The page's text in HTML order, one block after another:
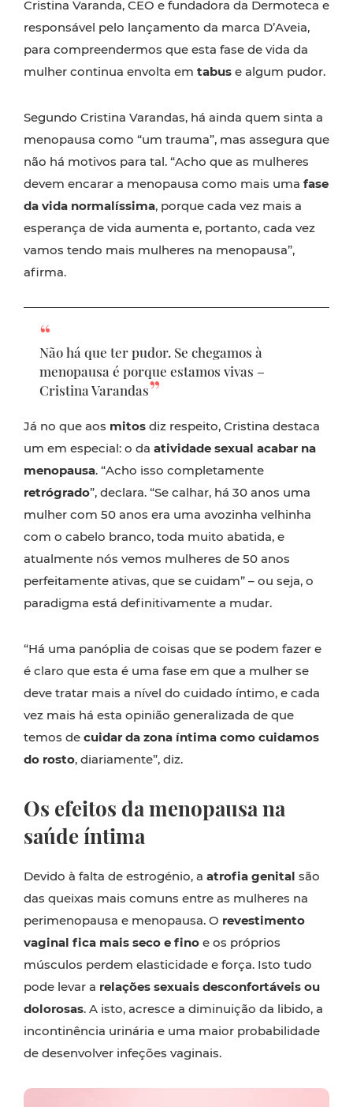
Cristina Varanda, CEO e fundadora da Dermoteca e
responsável pelo lançamento da marca D’Aveia,
para compreendermos que esta fase de vida da
mulher continua envolta em tabus e algum pudor.
Segundo Cristina Varandas, há ainda quem sinta a
menopausa como “um trauma”, mas assegura que
não há motivos para tal. “Acho que as mulheres
devem encarar a menopausa como mais uma fase
da vida normalíssima, porque cada vez mais a
esperança de vida aumenta e, portanto, cada vez
vamos tendo mais mulheres na menopausa”,
afirma.
Não há que ter pudor. Se chegamos à
menopausa é porque estamos vivas –
Cristina Varandas
Já no que aos mitos diz respeito, Cristina destaca
um em especial: o da atividade sexual acabar na
menopausa. “Acho isso completamente
retrógrado”, declara. “Se calhar, há 30 anos uma
mulher com 50 anos era uma avozinha velhinha
com o cabelo branco, toda muito abatida, e
atualmente nós vemos mulheres de 50 anos
perfeitamente ativas, que se cuidam” – ou seja, o
paradigma está definitivamente a mudar.
“Há uma panóplia de coisas que se podem fazer e
é claro que esta é uma fase em que a mulher se
deve tratar mais a nível do cuidado íntimo, e cada
vez mais há esta opinião generalizada de que
temos de cuidar da zona íntima como cuidamos
do rosto, diariamente”, diz.
Os efeitos da menopausa na
saúde íntima
Devido à falta de estrogénio, a atrofia genital são
das queixas mais comuns entre as mulheres na
perimenopausa e menopausa. O revestimento
vaginal fica mais seco e fino e os próprios
músculos perdem elasticidade e força. Isto tudo
pode levar a relações sexuais desconfortáveis ou
dolorosas. A isto, acresce a diminuição da libido, a
incontinência urinária e uma maior probabilidade
de desenvolver infeções vaginais.